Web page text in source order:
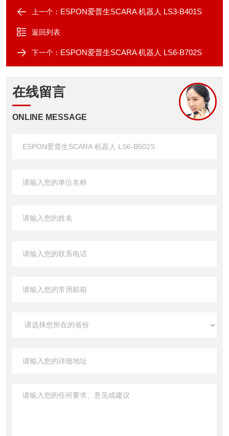
上一个： ESPON爱普生SCARA 机器人 LS3-B401S
返回列表
下一个： ESPON爱普生SCARA 机器人 LS6-B702S
在线留言
ONLINE MESSAGE